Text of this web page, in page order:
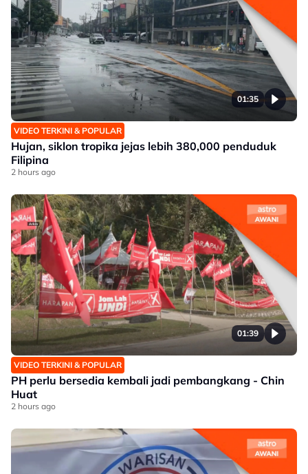
01:35
VIDEO TERKINI & POPULAR
Hujan, siklon tropika jejas lebih 380,000 penduduk
Filipina
2 hours ago
01:39
VIDEO TERKINI & POPULAR
PH perlu bersedia kembali jadi pembangkang - Chin
Huat
2 hours ago